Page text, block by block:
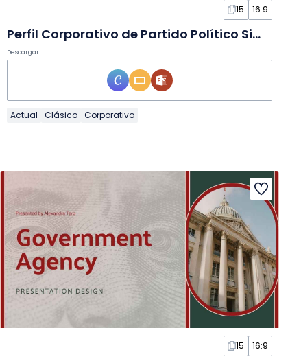
15 16:9
Perfil Corporativo de Partido Político Simple en Diapositivas
Descargar
Actual Clásico Corporativo
15 16:9